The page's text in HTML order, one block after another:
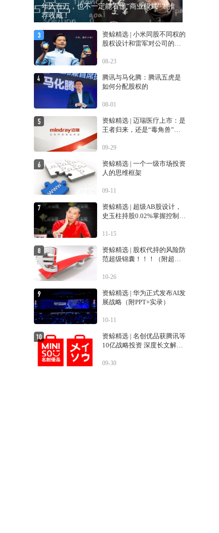
年入百万，也不一定能看懂“商业模式”！推
荐收藏！
资鲸精选 | 小米同股不同权的
股权设计和雷军对公司的控
08-23
腾讯与马化腾：腾讯五虎是
如何分配股权的
08-01
资鲸精选 | 迈瑞医疗上市：是
王者归来，还是“毒角兽”降
09-29
资鲸精选 | 一个一级市场投资
人的思维框架
09-11
资鲸精选 | 超级AB股设计，
史玉柱持股0.02%掌握控制权
11-15
资鲸精选 | 股权代持的风险防
范超级锦囊！！！（附超经
10-26
资鲸精选 | 华为正式发布AI发
展战略（附PPT+实录）
10-11
资鲸精选 | 名创优品获腾讯等
10亿战略投资 深度长文解密
09-30